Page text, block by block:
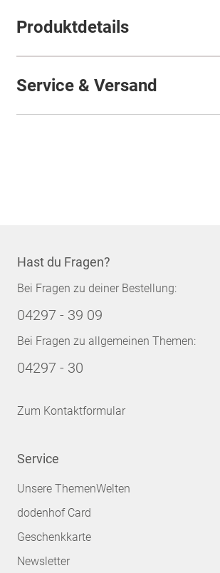
Produktdetails
Service & Versand
Hast du Fragen?
Bei Fragen zu deiner Bestellung:
04297 - 39 09
Bei Fragen zu allgemeinen Themen:
04297 - 30
Zum Kontaktformular
Service
Unsere ThemenWelten
dodenhof Card
Geschenkkarte
Newsletter